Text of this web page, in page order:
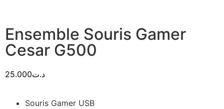
Ensemble Souris Gamer
Cesar G500
د.ت25.000
Souris Gamer USB